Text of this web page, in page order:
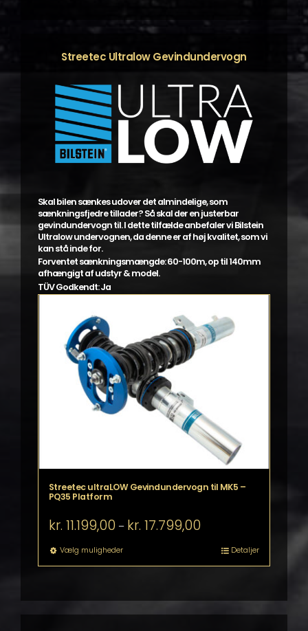
varianter.
Mulighederne
vælges
varesiden
Streetec Ultralow Gevindundervogn
Skal bilen sænkes udover det almindelige, som
sænkningsfjedre tillader? Så skal der en justerbar
gevindundervogn til. I dette tilfælde anbefaler vi Bilstein
Ultralow undervognen, da denne er af høj kvalitet, som vi
kan stå inde for.
Forventet sænkningsmængde: 60-100m, op til 140mm
afhængigt af udstyr & model.
TÜV Godkendt: Ja
Streetec ultraLOW Gevindundervogn til MK5 –
PQ35 Platform
kr. 11.199,00 – kr. 17.799,00Prisinterval:
Vælg mulighederDette
vare
varianter.
Mulighederne
Detaljer